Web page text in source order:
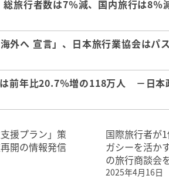
旅行者数は7％減、国内旅行は8
外へ 宣言」、日本旅行業協会はパ
前年比20.7％増の118万人 －日本
援プラン」策
開の情報発信
国際旅行者が
ガシーを活か
の旅行商談会
2025年4月16日